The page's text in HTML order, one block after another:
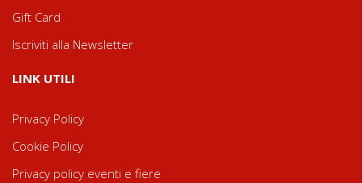
Gift Card
Iscriviti alla Newsletter
LINK UTILI
Privacy Policy
Cookie Policy
Privacy policy eventi e fiere